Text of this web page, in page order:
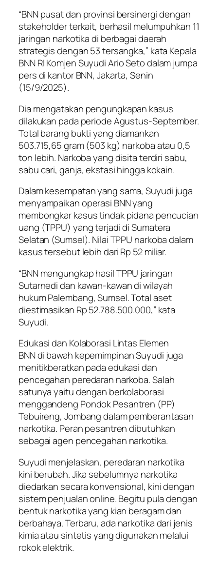
“BNN pusat dan provinsi bersinergi dengan
stakeholder terkait, berhasil melumpuhkan 11
jaringan narkotika di berbagai daerah
strategis dengan 53 tersangka,” kata Kepala
BNN RI Komjen Suyudi Ario Seto dalam jumpa
pers di kantor BNN, Jakarta, Senin
(15/9/2025).
Dia mengatakan pengungkapan kasus
dilakukan pada periode Agustus-September.
Total barang bukti yang diamankan
503.715,65 gram (503 kg) narkoba atau 0,5
ton lebih. Narkoba yang disita terdiri sabu,
sabu cari, ganja, ekstasi hingga kokain.
Dalam kesempatan yang sama, Suyudi juga
menyampaikan operasi BNN yang
membongkar kasus tindak pidana pencucian
uang (TPPU) yang terjadi di Sumatera
Selatan (Sumsel). Nilai TPPU narkoba dalam
kasus tersebut lebih dari Rp 52 miliar.
“BNN mengungkap hasil TPPU jaringan
Sutarnedi dan kawan-kawan di wilayah
hukum Palembang, Sumsel. Total aset
diestimasikan Rp 52.788.500.000,” kata
Suyudi.
Edukasi dan Kolaborasi Lintas Elemen
BNN di bawah kepemimpinan Suyudi juga
menitikberatkan pada edukasi dan
pencegahan peredaran narkoba. Salah
satunya yaitu dengan berkolaborasi
menggandeng Pondok Pesantren (PP)
Tebuireng, Jombang dalam pemberantasan
narkotika. Peran pesantren dibutuhkan
sebagai agen pencegahan narkotika.
Suyudi menjelaskan, peredaran narkotika
kini berubah. Jika sebelumnya narkotika
diedarkan secara konvensional, kini dengan
sistem penjualan online. Begitu pula dengan
bentuk narkotika yang kian beragam dan
berbahaya. Terbaru, ada narkotika dari jenis
kimia atau sintetis yang digunakan melalui
rokok elektrik.